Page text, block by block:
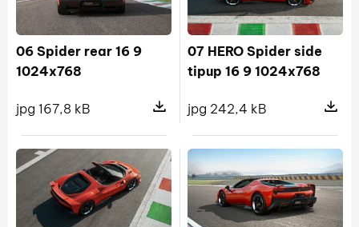
06 Spider rear 16 9
1024x768
jpg 167,8 kB
Pokaż szczegóły pliku 06 Spider
07 HERO Spider side
tipup 16 9 1024x768
jpg 242,4 kB